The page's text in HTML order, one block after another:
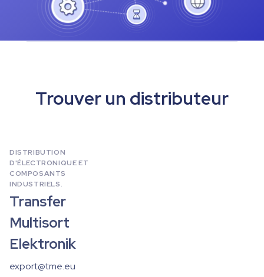
Trouver un distributeur
DISTRIBUTION
D'ÉLECTRONIQUE ET
COMPOSANTS
INDUSTRIELS.
Transfer
Multisort
Elektronik
export@tme.eu